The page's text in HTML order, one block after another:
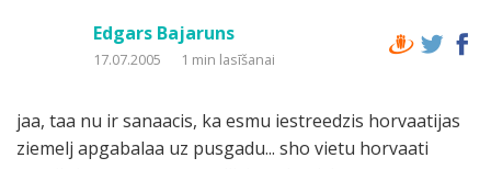
Edgars Bajaruns
17.07.2005 1 min lasīšanai
jaa, taa nu ir sanaacis, ka esmu iestreedzis horvaatijas
ziemelj apgabalaa uz pusgadu... sho vietu horvaati